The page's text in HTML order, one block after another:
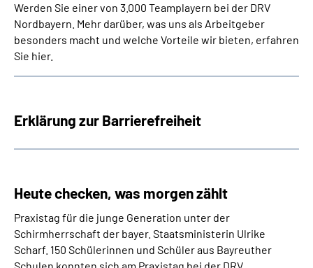
Werden Sie einer von 3.000 Teamplayern bei der DRV
Nordbayern. Mehr darüber, was uns als Arbeitgeber
besonders macht und welche Vorteile wir bieten, erfahren
Sie hier.
Erklärung zur Barrierefreiheit
Heute checken, was morgen zählt
Praxistag für die junge Generation unter der
Schirmherrschaft der bayer. Staatsministerin Ulrike
Scharf. 150 Schülerinnen und Schüler aus Bayreuther